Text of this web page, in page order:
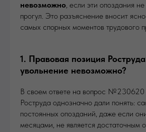
невозможно, если эти опоздания
прогул. Это разъяснение вносит
самых спорных моментов трудового
1. Правовая позиция
увольнение невозможно?
В своем ответе на вопрос №230620
Роструда однозначно дали понять:
постоянных опозданий, даже если
месяцами, не является достаточным